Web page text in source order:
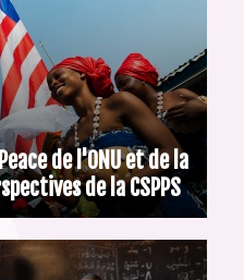
de l'ONU et de la
de la CSPPS